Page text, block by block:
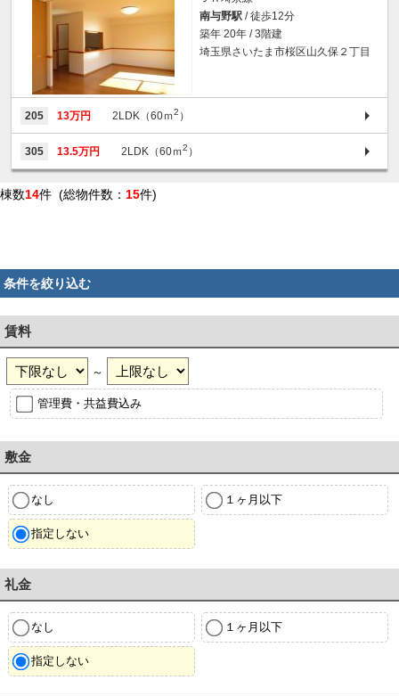
南与野駅 / 徒歩12分
築年 20年 / 3階建
埼玉県さいたま市桜区山久保２丁目
205 13万円 2LDK（60ｍ2 ）
305 13.5万円 2LDK（60ｍ2 ）
棟数14件 (総物件数： 15件)
条件を絞り込む
賃料
～
管理費・共益費込み
敷金
なし １ヶ月以下
指定しない
礼金
なし １ヶ月以下
指定しない